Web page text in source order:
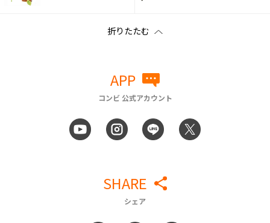
APP
コンビ 公式アカウント
SHARE
シェア